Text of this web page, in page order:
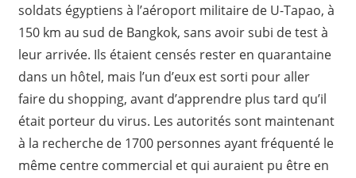
soldats égyptiens à l’aéroport militaire de U-Tapao, à
150 km au sud de Bangkok, sans avoir subi de test à
leur arrivée. Ils étaient censés rester en quarantaine
dans un hôtel, mais l’un d’eux est sorti pour aller
faire du shopping, avant d’apprendre plus tard qu’il
était porteur du virus. Les autorités sont maintenant
à la recherche de 1700 personnes ayant fréquenté le
même centre commercial et qui auraient pu être en